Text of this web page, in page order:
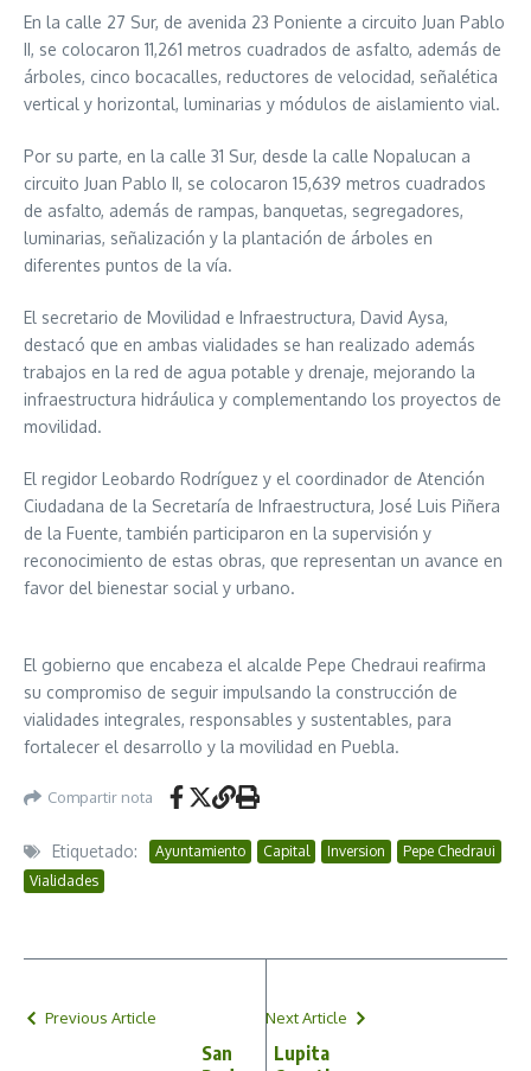
En la calle 27 Sur, de avenida 23 Poniente a circuito Juan Pablo
II, se colocaron 11,261 metros cuadrados de asfalto, además de
árboles, cinco bocacalles, reductores de velocidad, señalética
vertical y horizontal, luminarias y módulos de aislamiento vial.
Por su parte, en la calle 31 Sur, desde la calle Nopalucan a
circuito Juan Pablo II, se colocaron 15,639 metros cuadrados
de asfalto, además de rampas, banquetas, segregadores,
luminarias, señalización y la plantación de árboles en
diferentes puntos de la vía.
El secretario de Movilidad e Infraestructura, David Aysa,
destacó que en ambas vialidades se han realizado además
trabajos en la red de agua potable y drenaje, mejorando la
infraestructura hidráulica y complementando los proyectos de
movilidad.
El regidor Leobardo Rodríguez y el coordinador de Atención
Ciudadana de la Secretaría de Infraestructura, José Luis Piñera
de la Fuente, también participaron en la supervisión y
reconocimiento de estas obras, que representan un avance en
favor del bienestar social y urbano.
El gobierno que encabeza el alcalde Pepe Chedraui reafirma
su compromiso de seguir impulsando la construcción de
vialidades integrales, responsables y sustentables, para
fortalecer el desarrollo y la movilidad en Puebla.
Compartir nota
Etiquetado: Ayuntamiento Capital Inversion
Pepe Chedraui
Vialidades
Previous Article
San
Next Article
Lupita